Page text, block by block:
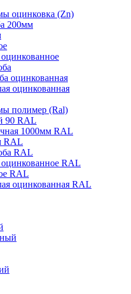
оцинковка (Zn)
200мм
оцинкованная
оцинкованная
полимер (Ral)
90 RAL
1000мм RAL
RAL
RAL
RAL
RAL
оцинкованная RAL